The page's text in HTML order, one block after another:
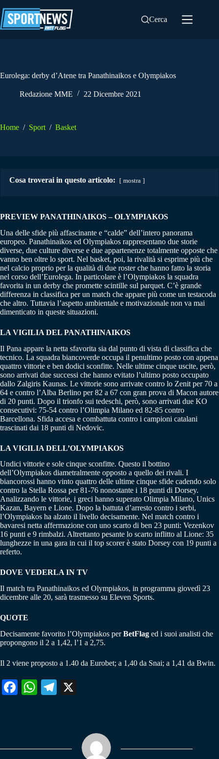
al
contenuto
Cerca
Eurolega: derby d’Atene tra Panathinaikos e Olympiakos
Redazione MME 22 Dicembre 2021
Home / Sport / Basket
Cosa troverai in questo articolo: mostra
PREVIEW PANATHINAIKOS – OLYMPIAKOS
Una delle sfide più affascinante e “calde” dell’intero panorama
europeo. Panathinaikos ed Olympiakos rappresentano due storie
diverse, due culture diverse e due appartenenze totalmente opposte che
vanno ben oltre lo sport. Nel basket, poi, la rivalità si esprime più che
nel calcio proprio per la qualità di due roster che hanno fatto la storia
nel corso dell’Eurolega. In particolare è l’Olympiakos la squadra
favorita in un derby che promette scintille sul parquet. C’è grande
differenza in classifica per un match che appare più come un testacoda
che altro. Tuttavia l’aspetto ambientale e motivazionale non va mai
dimenticato in queste situazioni.
LA VIGILIA DEL PANATHINAIKOS
Il Pana appare la netta sfavorita sia dal punto di vista di classifica che
tecnico. La squadra biancoverde occupa il penultimo posto con appena
quattro vittorie e ben dodici sconfitte. Nelle ultime cinque uscite, però,
sono arrivati due successi che hanno evitato l’ultimo posto occupato
dallo Zalgiris Kaunas. Le vittorie sono arrivate contro lo Zenit per 70 a
64 e contro l’Alba Berlino per 82 a 67 con gran prova di Macon autore
di 20 punti. Dopo il trionfo sui tedeschi, però, sono arrivati due KO
consecutivi: 75-54 contro l’Olimpia Milano ed 82-85 contro
Barcellona. Sfida accesa e combattuta contro i campioni catalani
trascinati dai 18 punti di Nedovic.
LA VIGILIA DELL’OLYMPIAKOS
Undici vittorie e sole cinque sconfitte. Questo il bottino
dell’Olympiakos diametralmente opposto a quello dei rivali. I
biancorossi hanno vinto quattro delle ultime cinque sfide cadendo solo
contro la Stella Rossa per 81-76 nonostante i 18 punti di Dorsey.
Analizzando le vittorie, i greci hanno superato Olimpia Milano, Unics
Kazan, Bayern e Lione. Dopo la battuta d’arresto contro i serbi,
l’Olympiakos ha alzato il livello decisamente. Nel match contro i
bavaresi netta affermazione con uno scarto di ben 23 punti: Vezenkov
16 punti e 9 rimbalzi. Altrettanto pesante lo scarto inflitto al Lione: 35
lunghezze in una gara in cui il top scorer è stato Dorsey con 19 punti a
referto.
DOVE VEDERLA IN TV
Il match tra Panathinaikos ed Olympiakos, in programma giovedì 23
dicembre alle 20, sarà trasmesso su Eleven Sports.
QUOTE
Decisamente favorito l’Olympiakos perBetFlag ed i suoi analisti che
propongono il 2 a 1,42, l’1 a 2,75.
Il 2 viene proposto a 1.40 da Eurobet; a 1,40 da Snai; a 1,41 da Bwin.
Fa W
pp
Te
m